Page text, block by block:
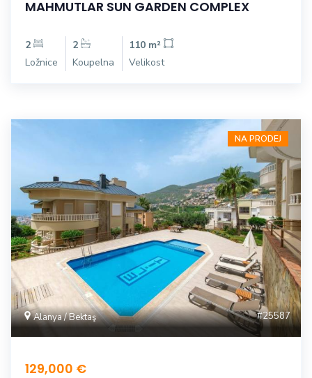
MAHMUTLAR SUN GARDEN COMPLEX
2
Ložnice
2
Koupelna
110 m²
Velikost
NA PRODEJ
Alanya / Bektaş #25587
129,000 €